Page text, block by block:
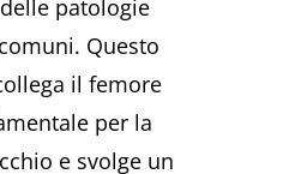
patologie
Questo
il femore
per la
e svolge un